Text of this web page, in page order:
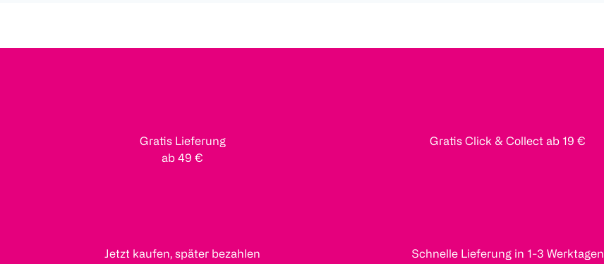
Gratis Lieferung
ab 49 €
Gratis Click & Collect ab 19 €
Jetzt kaufen, später bezahlen Schnelle Lieferung in 1-3 Werktagen